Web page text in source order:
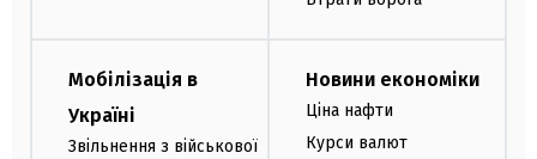
Мобілізація в
Україні
Звільнення з військової
Новини економіки
Ціна нафти
Курси валют